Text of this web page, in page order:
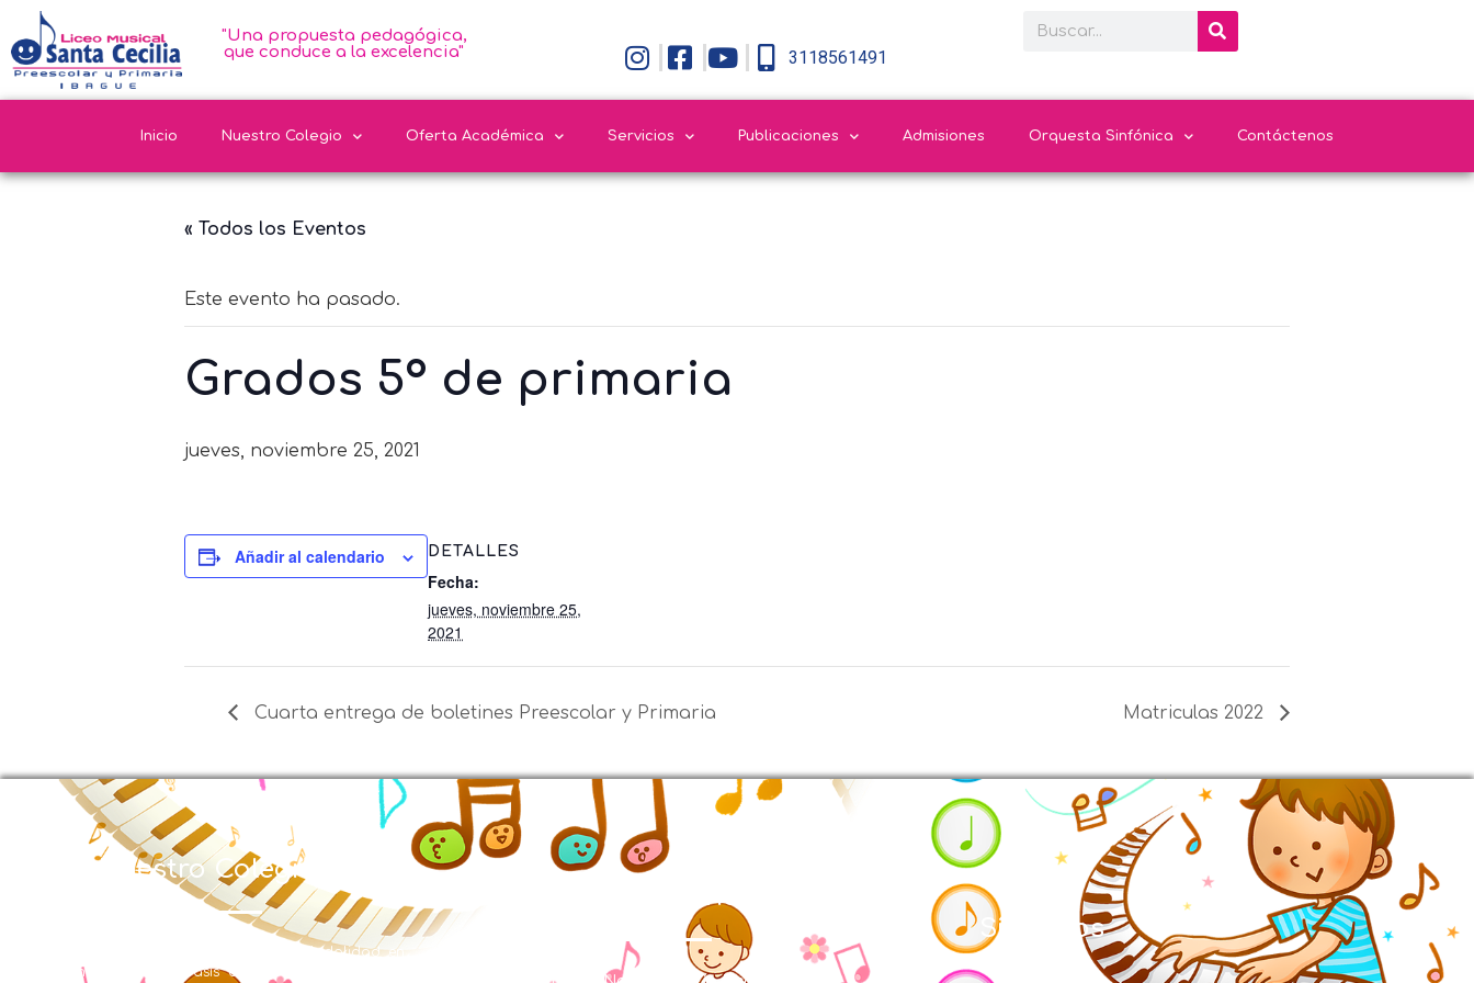
"Una propuesta pedagógica,
que conduce a la excelencia"
3118561491
Inicio Nuestro Colegio Oferta Académica Servicios Publicaciones Admisiones Orquesta Sinfónica Contáctenos
« Todos los Eventos
Este evento ha pasado.
Grados 5º de primaria
jueves, noviembre 25, 2021
Añadir al calendario DETALLES
Fecha:
jueves, noviembre 25,
2021
Cuarta entrega de boletines Preescolar y Primaria Matriculas 2022
Nuestro Colegio
EL LICEO MUSICAL SANTA CECILIA con Modalidad en
Educación Musical y énfasis en inglés se creó en la
Contáctenos
Síguenos